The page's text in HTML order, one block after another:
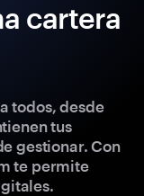
cartera
todos, desde
tus
gestionar. Con
te permite